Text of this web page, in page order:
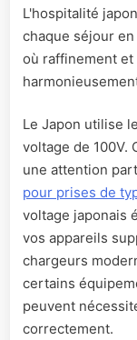
L'hospitalité
chaque séjour
où raffinement
Le Japon utilise
voltage de 100V.
une attention
pour prises de
voltage japonais
vos appareils
chargeurs
certains
peuvent
correctement.